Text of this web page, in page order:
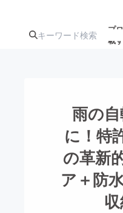
プ
載
注目のリ 注目の新
ジェクト
アート・写真
テクノロジー・
雨の
に！特
の革新
ア＋防
収